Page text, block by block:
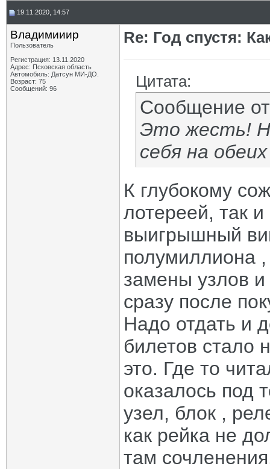
19.11.2020, 14:57
Владимииир
Пользователь
Регистрация: 13.11.2020
Адрес: Псковская область
Автомобиль: Датсун МИ-ДО.
Возраст: 75
Сообщений: 96
Re: Год спустя:
Цитата:
Сообщение
Это жесть!
себя на
К глубокому
лотереей, так
выигрышный
полумиллиона ,
замены узлов и
сразу после
Надо отдать и
билетов стало
это. Где то
оказалось под
узел, блок ,
как рейка не
там